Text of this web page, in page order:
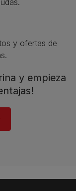
y ofertas de
y empieza